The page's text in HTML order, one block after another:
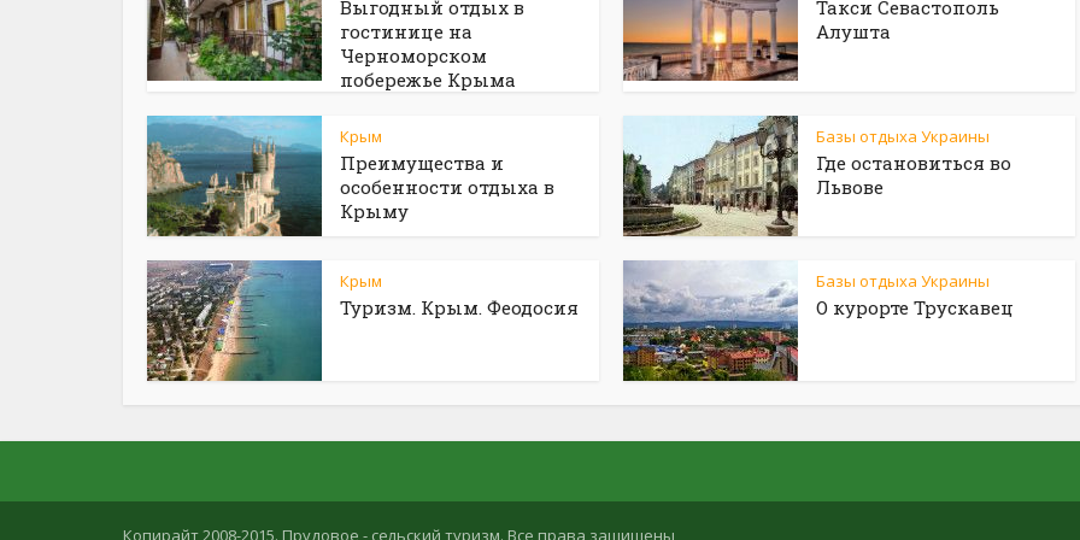
Выгодный отдых в
гостинице на
Черноморском
побережье Крыма
Такси Севастополь
Алушта
Крым
Преимущества и
особенности отдыха в
Крыму
Базы отдыха Украины
Где остановиться во
Львове
Крым
Туризм. Крым. Феодосия
Базы отдыха Украины
О курорте Трускавец
Копирайт 2008-2015. Прудовое - сельский туризм. Все права защищены